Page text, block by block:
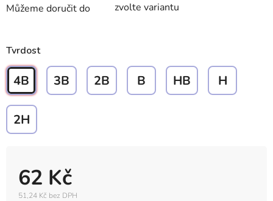
Můžeme doručit do
zvolte variantu
62 Kč
51,24 Kč bez DPH
Tvrdost
4B 3B 2B B HB H
2H